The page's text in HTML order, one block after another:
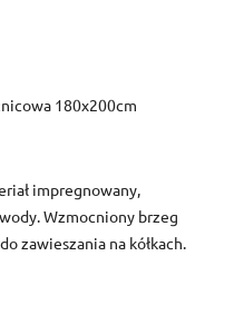
180x200cm
impregnowany,
Wzmocniony brzeg
zawieszania na kółkach.